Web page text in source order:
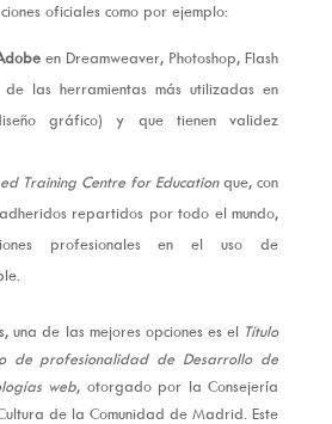
oficiales como por ejemplo:
en Dreamweaver, Photoshop, Flash
las herramientas más utilizadas en
gráfico) y que tienen validez
Training Centre for Educationque, con
repartidos por todo el mundo,
profesionales en el uso de
una de las mejores opciones es el Título
de profesionalidad de Desarrollo de
web, otorgado por la Consejería
de la Comunidad de Madrid. Este